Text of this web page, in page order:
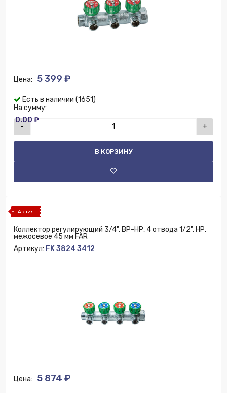
Цена: 5 399 ₽
Есть в наличии (1651)
На сумму:
0.00 ₽
- +
В КОРЗИНУ
Акция
Коллектор регулирующий 3/4", ВР-НР, 4 отвода 1/2", НР,
межосевое 45 мм FAR
Артикул: FK 3824 3412
Цена: 5 874 ₽